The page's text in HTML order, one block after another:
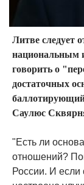
Литве следует
национальным
говорить о
достаточных
Саулюс
"Есть ли
отношений?
России. И если